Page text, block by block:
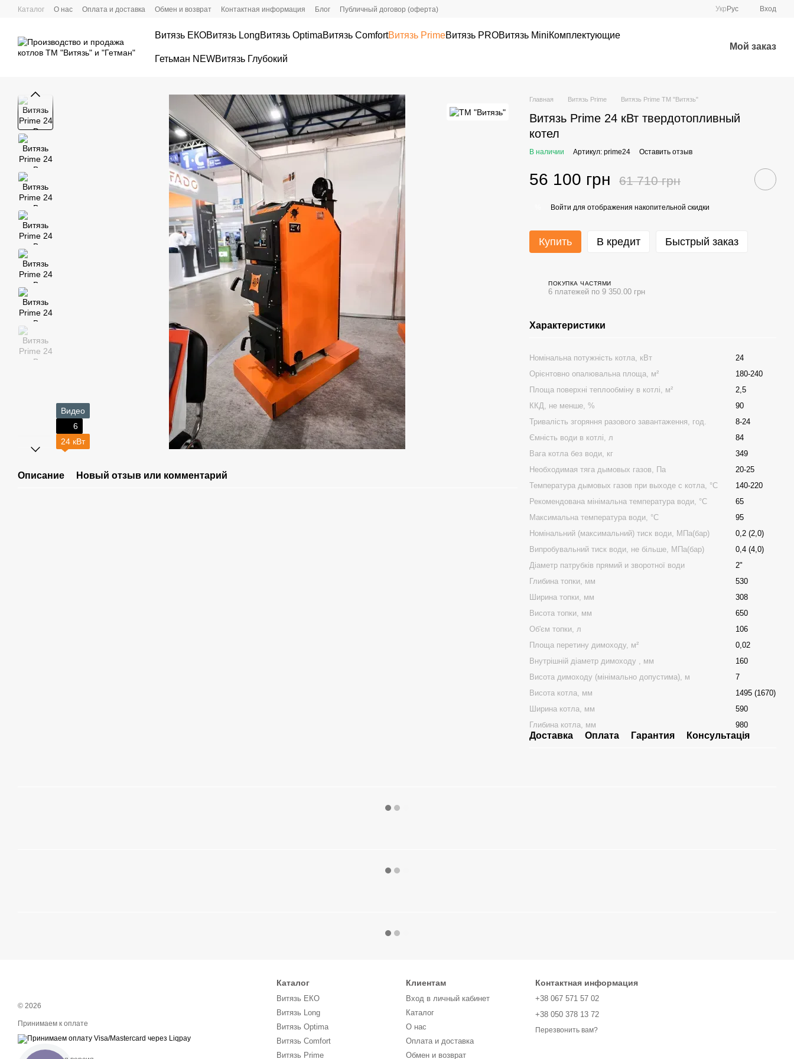
Перейти к основному контенту
Каталог О нас Оплата и доставка Обмен и возврат Контактная информация Блог Публичный договор (оферта) Укр Рус Вход
Витязь ЕКОВитязь LongВитязь OptimaВитязь ComfortВитязь PrimeВитязь PRОВитязь MiniКомплектующие
Гетьман NEWВитязь Глубокий
Мой заказ
Видео
6
24 кВт
Описание Новый отзыв или комментарий
Главная Витязь Prime Витязь Prime ТМ "Витязь"
Витязь Prime 24 кВт твердотопливный
котел
В наличии Артикул: prime24 Оставить отзыв
56 100 грн 61 710 грн
Войти для отображения накопительной скидки
Купить В кредит Быстрый заказ
ПОКУПКА ЧАСТЯМИ
6 платежей по 9 350.00 грн
Характеристики
Номінальна потужність котла, кВт
24
Орієнтовно опалювальна площа, м²
180-240
Площа поверхні теплообміну в котлі, м²
2,5
ККД, не менше, %
90
Тривалість згоряння разового завантаження, год.
8-24
Ємність води в котлі, л
84
Вага котла без води, кг
349
Необходимая тяга дымовых газов, Па
20-25
Температура дымовых газов при выходе с котла, °С
140-220
Рекомендована мінімальна температура води, °С
65
Максимальна температура води, °С
95
Номінальний (максимальний) тиск води, МПа(бар)
0,2 (2,0)
Випробувальний тиск води, не більше, МПа(бар)
0,4 (4,0)
Діаметр патрубків прямий и зворотної води
2"
Глибина топки, мм
530
Ширина топки, мм
308
Висота топки, мм
650
Об'єм топки, л
106
Площа перетину димоходу, м²
0,02
Внутрішній діаметр димоходу , мм
160
Висота димоходу (мінімально допустима), м
7
Bисота котла, мм
1495 (1670)
Ширина котла, мм
590
Глибина котла, мм
980
Доставка Оплата Гарантия Консультація
© 2026
Принимаем к оплате
Каталог
Витязь ЕКО
Витязь Long
Витязь Optima
Витязь Comfort
Витязь Prime
Клиентам
Вход в личный кабинет
Каталог
О нас
Оплата и доставка
Обмен и возврат
Контактная информация
+38 067 571 57 02
+38 050 378 13 72
Перезвонить вам?